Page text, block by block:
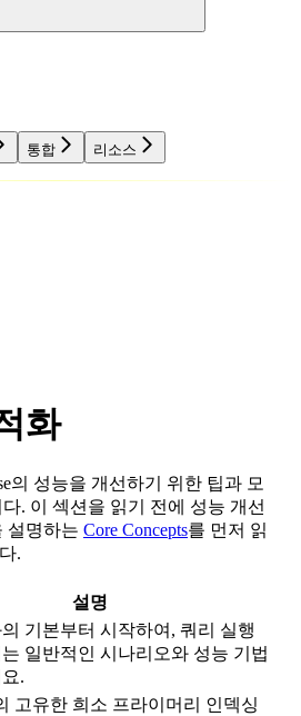
통합 리소스
화
의 성능을 개선하기 위한 팁과 모
. 이 섹션을 읽기 전에 성능 개선
설명하는 Core Concepts를 먼저 읽
.
설명
기본부터 시작하여, 쿼리 실행
일반적인 시나리오와 성능 기법
.
고유한 희소 프라이머리 인덱싱